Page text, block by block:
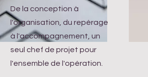
De la conception à
l'organisation, du repérage
à l'accompagnement, un
seul chef de projet pour
l'ensemble de l'opération.